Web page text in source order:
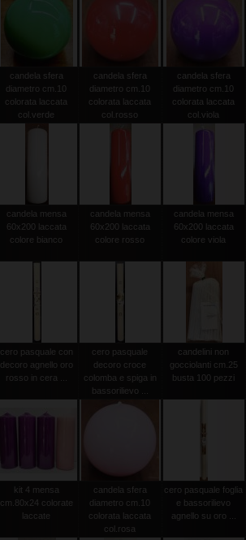
candela sfera
diametro cm.10
colorata laccata
col.verde
candela sfera
diametro cm.10
colorata laccata
col.rosso
candela sfera
diametro cm.10
colorata laccata
col.viola
candela mensa
60x200 laccata
colore bianco
candela mensa
60x200 laccata
colore rosso
candela mensa
60x200 laccata
colore viola
cero pasquale con
decoro agnello oro
rosso in cera ...
cero pasquale
decoro croce
colomba e spiga in
bassorilievo ...
candelini non
gocciolanti cm.25
busta 100 pezzi
kit 4 mensa
cm.80x24 colorate
laccate
candela sfera
diametro cm.10
colorata laccata
col.rosa
cero pasquale foglia
e bassorilievo
agnello su oro ...